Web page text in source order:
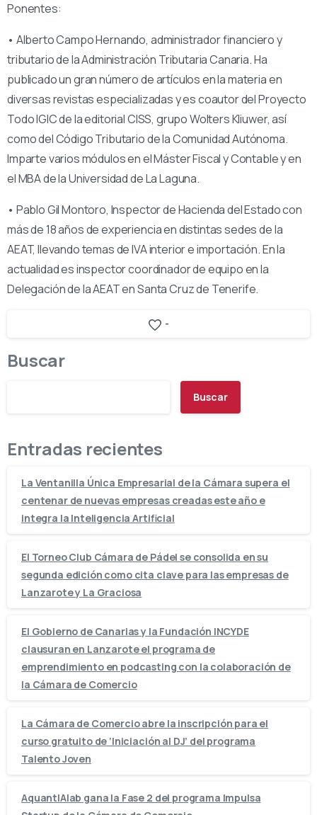
Ponentes:
• Alberto Campo Hernando, administrador financiero y
tributario de la Administración Tributaria Canaria. Ha
publicado un gran número de artículos en la materia en
diversas revistas especializadas y es coautor del Proyecto
Todo IGIC de la editorial CISS, grupo Wolters Kliuwer, así
como del Código Tributario de la Comunidad Autónoma.
Imparte varios módulos en el Máster Fiscal y Contable y en
el MBA de la Universidad de La Laguna.
• Pablo Gil Montoro, Inspector de Hacienda del Estado con
más de 18 años de experiencia en distintas sedes de la
AEAT, llevando temas de IVA interior e importación. En la
actualidad es inspector coordinador de equipo en la
Delegación de la AEAT en Santa Cruz de Tenerife.
-
Buscar
Buscar
Entradas recientes
La Ventanilla Única Empresarial de la Cámara supera el
centenar de nuevas empresas creadas este año e
integra la Inteligencia Artificial
El Torneo Club Cámara de Pádel se consolida en su
segunda edición como cita clave para las empresas de
Lanzarote y La Graciosa
El Gobierno de Canarias y la Fundación INCYDE
clausuran en Lanzarote el programa de
emprendimiento en podcasting con la colaboración de
la Cámara de Comercio
La Cámara de Comercio abre la inscripción para el
curso gratuito de ‘Iniciación al DJ’ del programa
Talento Joven
AquantIAlab gana la Fase 2 del programa Impulsa